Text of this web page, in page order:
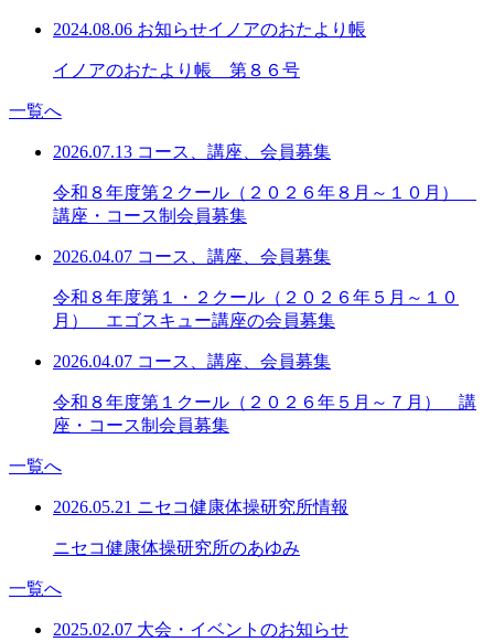
2024.08.06 お知らせイノアのおたより帳
イノアのおたより帳 第８６号
一覧へ
2026.07.13 コース、講座、会員募集
令和８年度第２クール（２０２６年８月～１０月）
講座・コース制会員募集
2026.04.07 コース、講座、会員募集
令和８年度第１・２クール（２０２６年５月～１０
月） エゴスキュー講座の会員募集
2026.04.07 コース、講座、会員募集
令和８年度第１クール（２０２６年５月～７月） 講
座・コース制会員募集
一覧へ
2026.05.21 ニセコ健康体操研究所情報
ニセコ健康体操研究所のあゆみ
一覧へ
2025.02.07 大会・イベントのお知らせ